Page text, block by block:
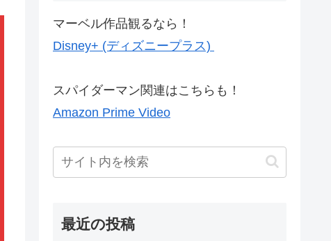
マーベル作品観るなら！
Disney+ (ディズニープラス)
スパイダーマン関連はこちらも！
Amazon Prime Video
最近の投稿